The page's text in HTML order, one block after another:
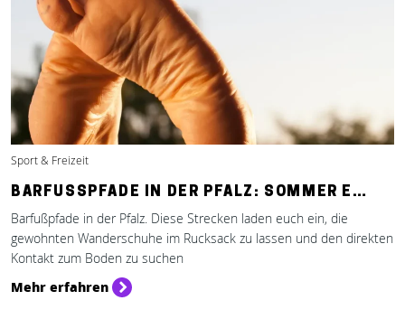
Sport & Freizeit
BARFUSSPFADE IN DER PFALZ: SOMMER E…
Barfußpfade in der Pfalz. Diese Strecken laden euch ein, die
gewohnten Wanderschuhe im Rucksack zu lassen und den direkten
Kontakt zum Boden zu suchen
Mehr erfahren